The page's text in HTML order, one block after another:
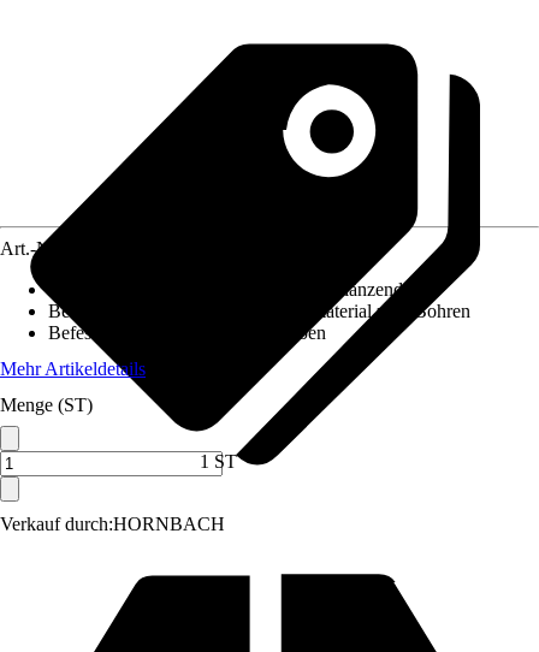
Verkauf durch:HORNBACH
Art.-Nr.
Glänzend
Beiliegende Befestigung
Montagematerial zum Bohren
Befestigungsmöglichkeit
Schrauben
Mehr Artikeldetails
Menge (ST)
1 ST